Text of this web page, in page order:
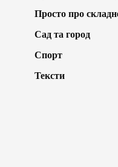
Просто про
Сад та город
Спорт
Тексти